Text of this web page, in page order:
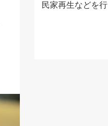
民家再生などを行